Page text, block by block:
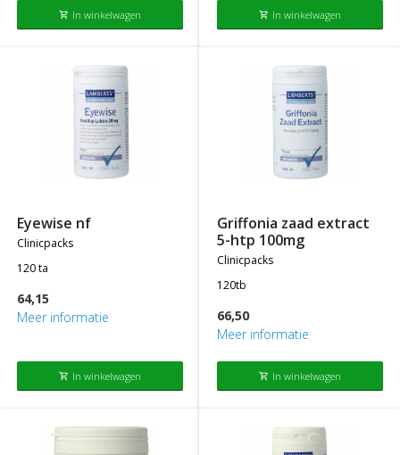
shopping_cart In winkelwagen shopping_cart In winkelwagen
eyewise nf
clinicpacks
120 ta
64,15
Meer informatie
shopping_cart In winkelwagen
griffonia zaad extract
5-htp 100mg
clinicpacks
120tb
66,50
Meer informatie
shopping_cart In winkelwagen